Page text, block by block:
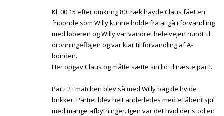
Kl. 00.15 efter omkring 80 træk havde Claus fået en
fribonde som Willy kunne holde fra at gå i forvandling
med løberen og Willy var vandret hele vejen rundt til
dronningefløjen og var klar til forvandling af A-
bonden.
Her opgav Claus og måtte sætte sin lid til næste parti.
Parti 2 i matchen blev så med Willy bag de hvide
brikker. Partiet blev helt anderledes med et åbent spil
med mange afbytninger. Igen var det hvid der stod en